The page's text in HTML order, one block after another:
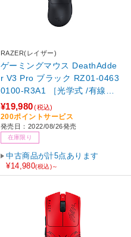
RAZER(レイザー)
ゲーミングマウス DeathAdde
r V3 Pro ブラック RZ01-0463
0100-R3A1 ［光学式 /有線／
無線(ワイヤレス) /7ボタン /U
SB］
¥19,980(税込)
200ポイントサービス
発売日：2022/08/26発売
在庫限り
中古商品が計5点あります
¥14,980(税込)～